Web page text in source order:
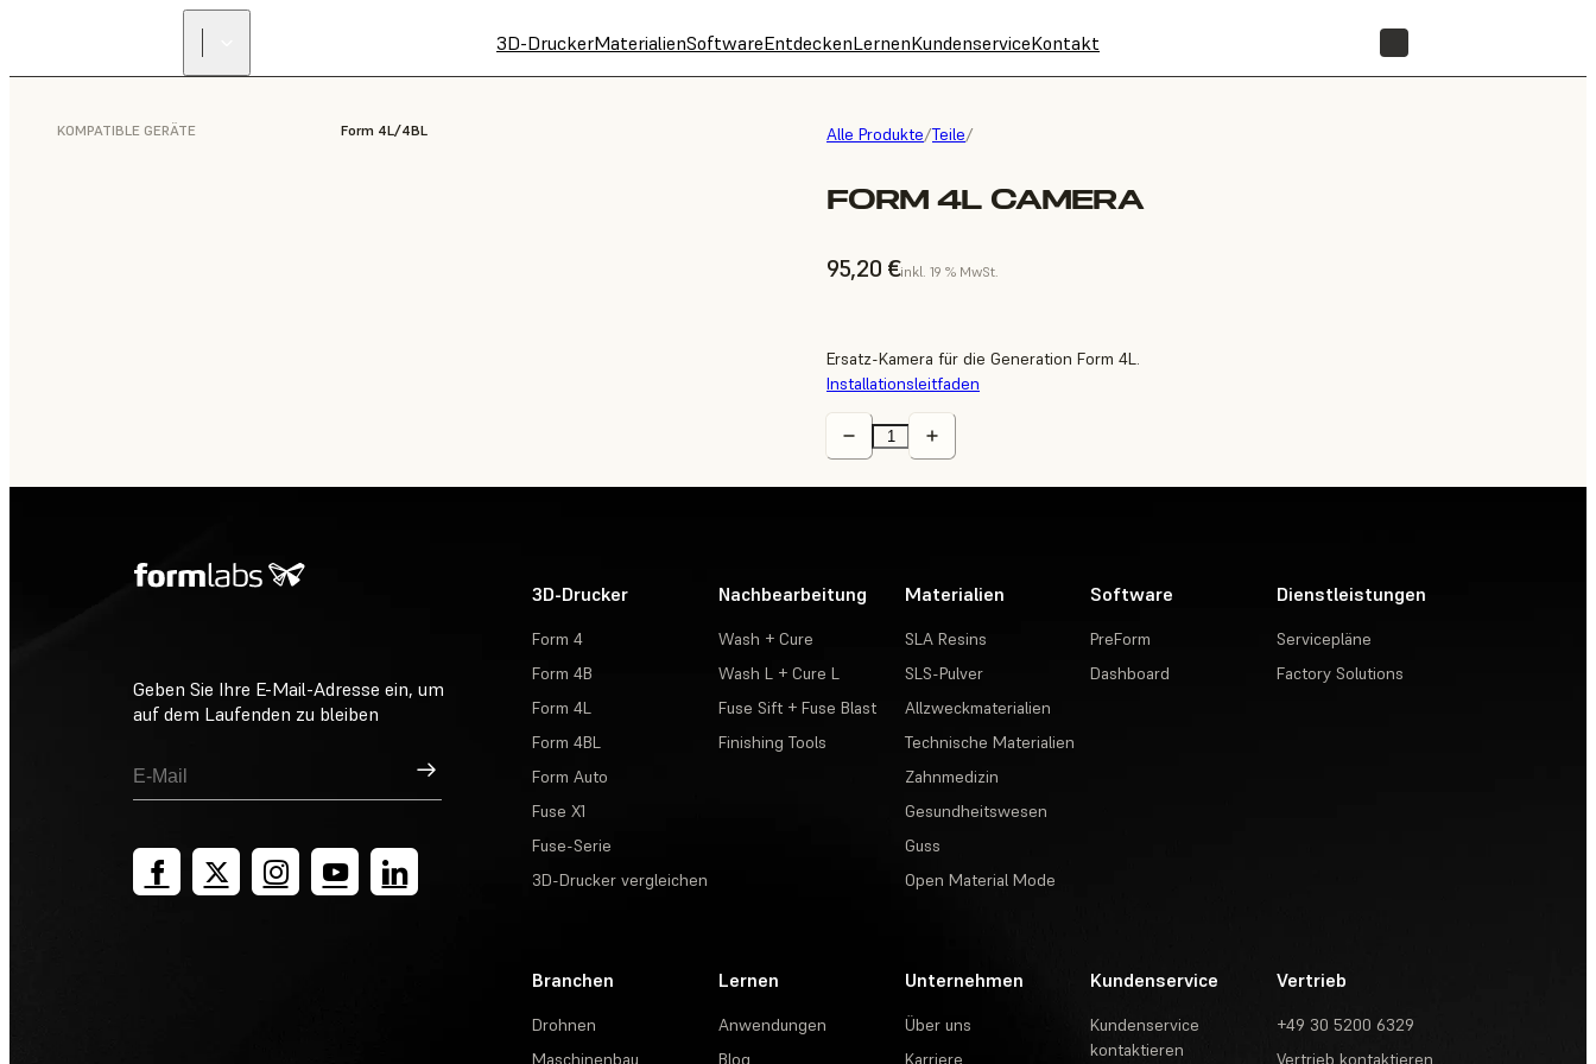
3D-DruckerMaterialienSoftwareEntdeckenLernenKundenserviceKontakt
Alle Produkte/Teile/
FORM 4L CAMERA
95,20 €inkl. 19 % MwSt.
KOMPATIBLE GERÄTE Form 4L/4BL
Ersatz-Kamera für die Generation Form 4L.
Installationsleitfaden
Geben Sie Ihre E-Mail-Adresse ein, um
auf dem Laufenden zu bleiben
Registrieren
3D-Drucker
Form 4
Form 4B
Form 4L
Form 4BL
Form Auto
Fuse X1
Fuse-Serie
3D-Drucker vergleichen
Nachbearbeitung
Wash + Cure
Wash L + Cure L
Fuse Sift + Fuse Blast
Finishing Tools
Materialien
SLA Resins
SLS-Pulver
Allzweckmaterialien
Technische Materialien
Zahnmedizin
Gesundheitswesen
Guss
Open Material Mode
Software
PreForm
Dashboard
Dienstleistungen
Servicepläne
Factory Solutions
Branchen
Drohnen
Maschinenbau
Lernen
Anwendungen
Blog
Unternehmen
Über uns
Karriere
Kundenservice
Kundenservice
kontaktieren
Vertrieb
+49 30 5200 6329
Vertrieb kontaktieren